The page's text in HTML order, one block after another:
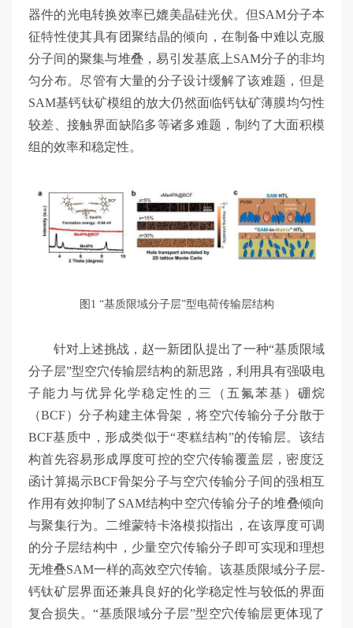
器件的光电转换效率已媲美晶硅光伏。但SAM分子本
征特性使其具有团聚结晶的倾向，在制备中难以克服
分子间的聚集与堆叠，易引发基底上SAM分子的非均
匀分布。尽管有大量的分子设计缓解了该难题，但是
SAM基钙钛矿模组的放大仍然面临钙钛矿薄膜均匀性
较差、接触界面缺陷多等诸多难题，制约了大面积模
组的效率和稳定性。
图1 “基质限域分子层”型电荷传输层结构
针对上述挑战，赵一新团队提出了一种“基质限域
分子层”型空穴传输层结构的新思路，利用具有强吸电
子能力与优异化学稳定性的三（五氟苯基）硼烷
（BCF）分子构建主体骨架，将空穴传输分子分散于
BCF基质中，形成类似于“枣糕结构”的传输层。该结
构首先容易形成厚度可控的空穴传输覆盖层，密度泛
函计算揭示BCF骨架分子与空穴传输分子间的强相互
作用有效抑制了SAM结构中空穴传输分子的堆叠倾向
与聚集行为。二维蒙特卡洛模拟指出，在该厚度可调
的分子层结构中，少量空穴传输分子即可实现和理想
无堆叠SAM一样的高效空穴传输。该基质限域分子层-
钙钛矿层界面还兼具良好的化学稳定性与较低的界面
复合损失。“基质限域分子层”型空穴传输层更体现了